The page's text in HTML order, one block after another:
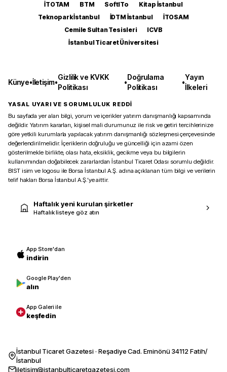
İTOTAM BTM SoftITo
Kitap İstanbul
Teknopark İstanbul
İDTM İstanbul
İTOSAM
Cemile Sultan Tesisleri
ICVB
İstanbul Ticaret Üniversitesi
Künye•İletişim•
Gizlilik ve KVKK
Politikası
•
Doğrulama
Politikası
•
Yayın
İlkeleri
YASAL UYARI VE SORUMLULUK REDDİ
Bu sayfada yer alan bilgi, yorum ve içerikler yatırım danışmanlığı kapsamında
değildir. Yatırım kararları, kişisel mali durumunuz ile risk ve getiri tercihlerinize
göre yetkili kurumlarla yapılacak yatırım danışmanlığı sözleşmesi çerçevesinde
değerlendirilmelidir. İçeriklerin doğruluğu ve güncelliği için azami özen
gösterilmekle birlikte, olası hata, eksiklik, gecikme veya bu bilgilerin
kullanımından doğabilecek zararlardan İstanbul Ticaret Odası sorumlu değildir.
BIST isim ve logosu ile Borsa İstanbul A.Ş. adına açıklanan tüm bilgi ve verilerin
telif hakları Borsa İstanbul A.Ş.’ye aittir.
Haftalık yeni kurulan şirketler
Haftalık listeye göz atın
App Store'dan
indirin
Google Play'den
alın
App Galeri ile
keşfedin
İstanbul Ticaret Gazetesi · Reşadiye Cad. Eminönü 34112 Fatih/
İstanbul
iletisim@istanbulticaretgazetesi.com